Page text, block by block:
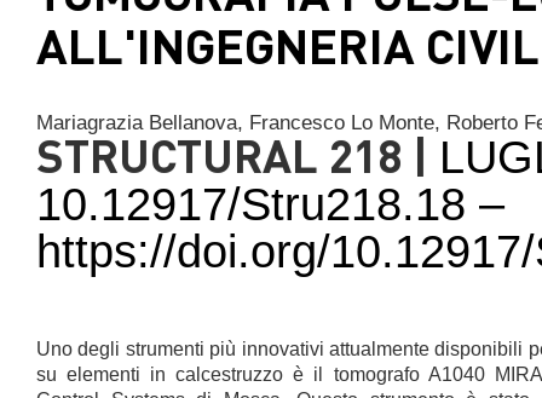
ALL'INGEGNERIA
Mariagrazia Bellanova, Francesco Lo Monte, Roberto
STRUCTURAL 218 |
10.12917/Stru218.18 –
https://doi.org/
Uno degli strumenti più innovativi attualmente disponibili
su elementi in calcestruzzo è il tomografo A1040